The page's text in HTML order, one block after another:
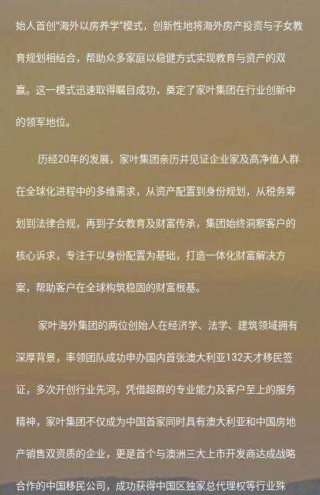
始人首创“海外以房养学”模式，创新性地将海外房产投资与子女教
育规划相结合，帮助众多家庭以稳健方式实现教育与资产的双
赢。这一模式迅速取得瞩目成功，奠定了家叶集团在行业创新中
的领军地位。
历经20年的发展，家叶集团亲历并见证企业家及高净值人群
在全球化进程中的多维需求，从资产配置到身份规划，从税务筹
划到法律合规，再到子女教育及财富传承，集团始终洞察客户的
核心诉求，专注于以身份配置为基础，打造一体化财富解决方
案，帮助客户在全球构筑稳固的财富根基。
家叶海外集团的两位创始人在经济学、法学、建筑领域拥有
深厚背景，率领团队成功申办国内首张澳大利亚132天才移民签
证，多次开创行业先河。凭借超群的专业能力及客户至上的服务
精神，家叶集团不仅成为中国首家同时具有澳大利亚和中国房地
产销售双资质的企业，更是首个与澳洲三大上市开发商达成战略
合作的中国移民公司，成功获得中国区独家总代理权等行业殊